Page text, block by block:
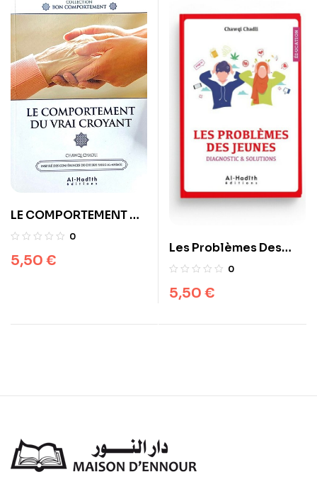
LE COMPORTEMENT DU
VRAI CROYANT –
EDITIONS AL-HADÎTH
0
5,50 €
Les Problèmes Des
Jeunes – Diagnostic &
Chadli
0
5,50 €